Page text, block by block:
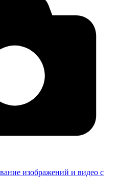
изображений и видео с